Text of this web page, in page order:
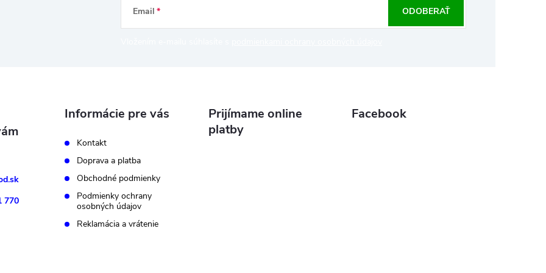
Email ODOBERAŤ
770
Informácie pre vás
Kontakt
Doprava a platba
Obchodné podmienky
Podmienky ochrany
osobných údajov
Reklamácia a vrátenie
Prijímame online
platby
Facebook